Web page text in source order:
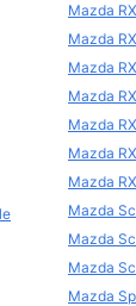
Mazda
Mazda
Mazda
Mazda
Mazda
Mazda
Mazda
Mazda
Mazda
Mazda
Mazda